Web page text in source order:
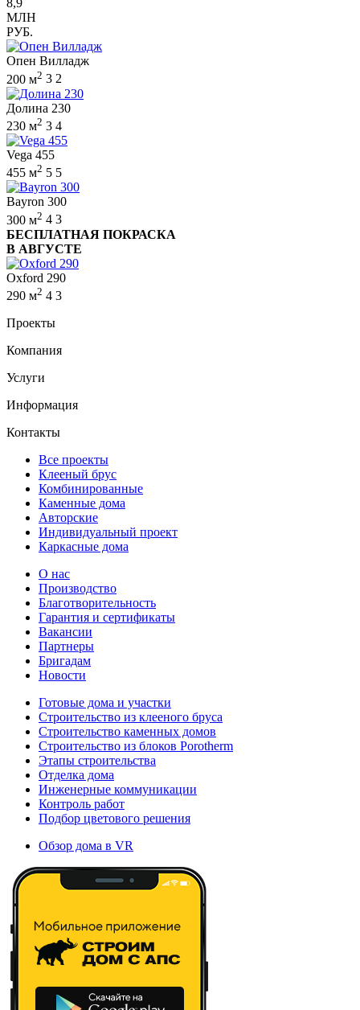
8,9
МЛН
РУБ.
Опен Вилладж
200 м2 3 2
Долина 230
230 м2 3 4
Vega 455
455 м2 5 5
Bayron 300
300 м2 4 3
БЕСПЛАТНАЯ ПОКРАСКА
В АВГУСТЕ
Oxford 290
290 м2 4 3
Проекты
Компания
Услуги
Информация
Контакты
Все проекты
Клееный брус
Комбинированные
Каменные дома
Авторские
Индивидуальный проект
Каркасные дома
О нас
Производство
Благотворительность
Гарантия и сертификаты
Вакансии
Партнеры
Бригадам
Новости
Готовые дома и участки
Строительство из клееного бруса
Строительство каменных домов
Строительство из блоков Porotherm
Этапы строительства
Отделка дома
Инженерные коммуникации
Контроль работ
Подбор цветового решения
Обзор дома в VR